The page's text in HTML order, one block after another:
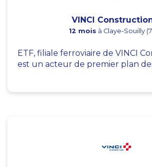
VINCI
12 mois à Claye-Souilly
ETF, filiale ferroviaire de VINCI
est un acteur de premier plan